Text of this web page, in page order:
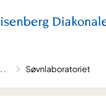
. Søvnlaboratoriet